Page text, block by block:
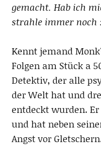
gemacht. Hab ich
strahle immer noch
Kennt jemand
Folgen am Stück a
Detektiv, der alle
der Welt hat und
entdeckt wurden.
und hat neben
Angst vor